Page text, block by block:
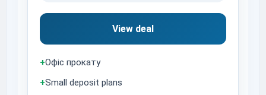
View deal
+Офіс прокату
+Small deposit plans